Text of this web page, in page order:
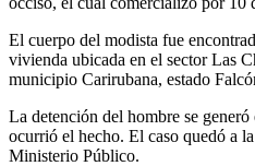
El cuerpo del modista fue
vivienda ubicada en el sector Las
municipio Carirubana, estado
La detención del hombre se generó
ocurrió el hecho. El caso quedó a
Ministerio Público.